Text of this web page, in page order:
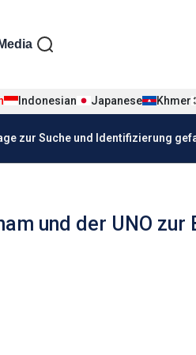
tiếng Đức
Media
Indonesian Japanese Khmer
zur Suche und Identifizierung
und der UNO zur